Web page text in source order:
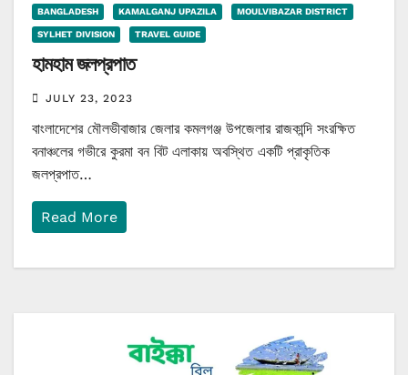
BANGLADESH KAMALGANJ UPAZILA MOULVIBAZAR DISTRICT
SYLHET DIVISION TRAVEL GUIDE
হামহাম জলপ্রপাত
JULY 23, 2023
বাংলাদেশের মৌলভীবাজার জেলার কমলগঞ্জ উপজেলার রাজকান্দি সংরক্ষিত
বনাঞ্চলের গভীরে কুরমা বন বিট এলাকায় অবস্থিত একটি প্রাকৃতিক
জলপ্রপাত…
Read More